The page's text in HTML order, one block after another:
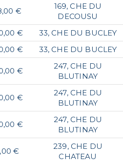
€
169, CHE DU
DECOUSU
€ 33, CHE DU BUCLEY
€ 33, CHE DU BUCLEY
€
247, CHE DU
BLUTINAY
€
247, CHE DU
BLUTINAY
€
247, CHE DU
BLUTINAY
€
239, CHE DU
CHATEAU